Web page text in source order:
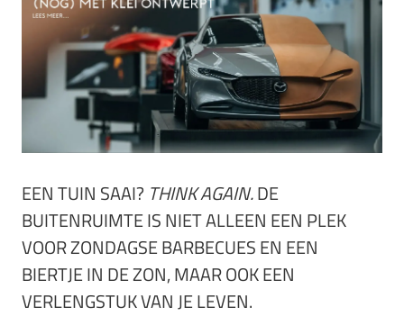
EEN TUIN SAAI? THINK AGAIN.DE
BUITENRUIMTE IS NIET ALLEEN EEN PLEK
VOOR ZONDAGSE BARBECUES EN EEN
BIERTJE IN DE ZON, MAAR OOK EEN
VERLENGSTUK VAN JE LEVEN.